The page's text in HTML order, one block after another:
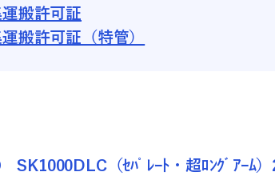
搬許可証
搬許可証（特管）
SK1000DLC（ｾﾊﾟﾚｰﾄ・超ﾛﾝｸﾞｱｰﾑ）